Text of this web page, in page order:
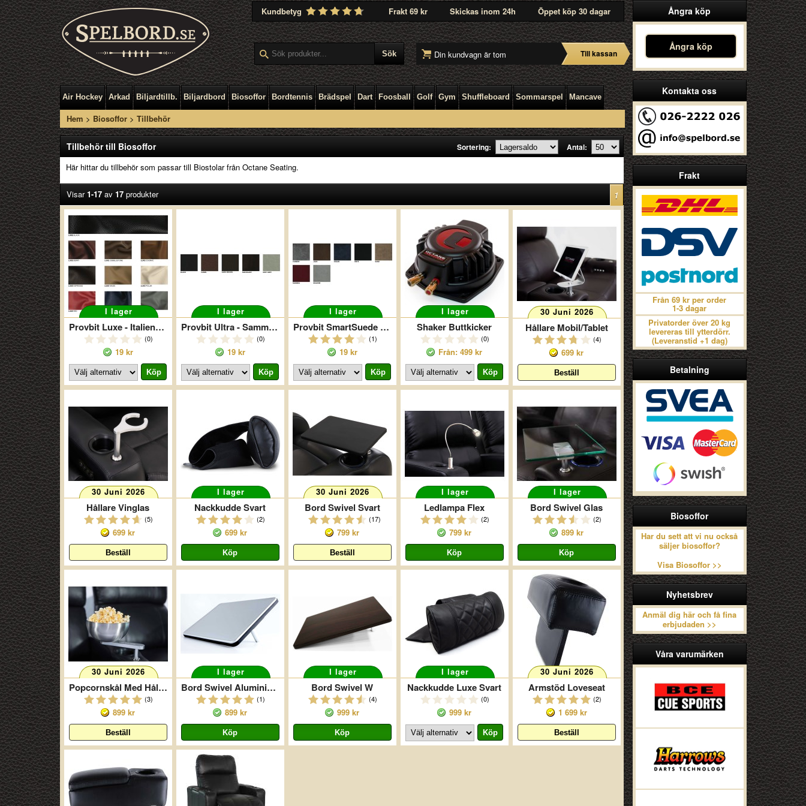
Kundbetyg Frakt 69 kr Skickas inom 24h Öppet köp 30 dagar
Din kundvagn är tom Till kassan
Air Hockey Arkad Biljardtillb. Biljardbord Biosoffor Bordtennis Brädspel Dart Foosball Golf Gym Shuffleboard Sommarspel Mancave
Hem > Biosoffor> Tillbehör
Ångra köp
Ångra köp
Kontakta oss
Frakt
Från 69 kr per order
1-3 dagar
Privatorder över 20 kg
levereras till ytterdörr.
(Leveranstid +1 dag)
Betalning
Biosoffor
Har du sett att vi nu också
säljer biosoffor?
Visa Biosoffor >>
Nyhetsbrev
Anmäl dig här och få fina
erbjudaden >>
Våra varumärken
Tillbehör till Biosoffor Sortering: Antal:
Här hittar du tillbehör som passar till Biostolar från Octane Seating.
Visar1-17av 17produkter 1
I lager
Provbit Luxe - Italienskt Skinn
(0)
19 kr
I lager
Provbit Ultra - Sammansatt Skinn
(0)
19 kr
I lager
Provbit SmartSuede - Microfiber
(1)
19 kr
I lager
Shaker Buttkicker
(0)
Från: 499 kr
30 Juni 2026
Hållare Mobil/Tablet
(4)
699 kr
30 Juni 2026
Hållare Vinglas
(5)
699 kr
I lager
Nackkudde Svart
(2)
699 kr
30 Juni 2026
Bord Swivel Svart
(17)
799 kr
I lager
Ledlampa Flex
(2)
799 kr
I lager
Bord Swivel Glas
(2)
899 kr
30 Juni 2026
Popcornskål Med Hållare
(3)
899 kr
I lager
Bord Swivel Aluminium
(1)
899 kr
I lager
Bord Swivel W
(4)
999 kr
I lager
Nackkudde Luxe Svart
(0)
999 kr
30 Juni 2026
Armstöd Loveseat
(2)
1 699 kr